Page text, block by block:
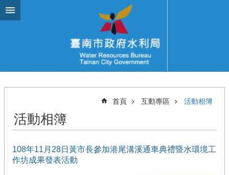
跳到主要內容區塊
首頁 互動專區 活動相簿
活動相簿
108年11月28日黃市長參加港尾溝溪通車典禮暨水環境工
作坊成果發表活動